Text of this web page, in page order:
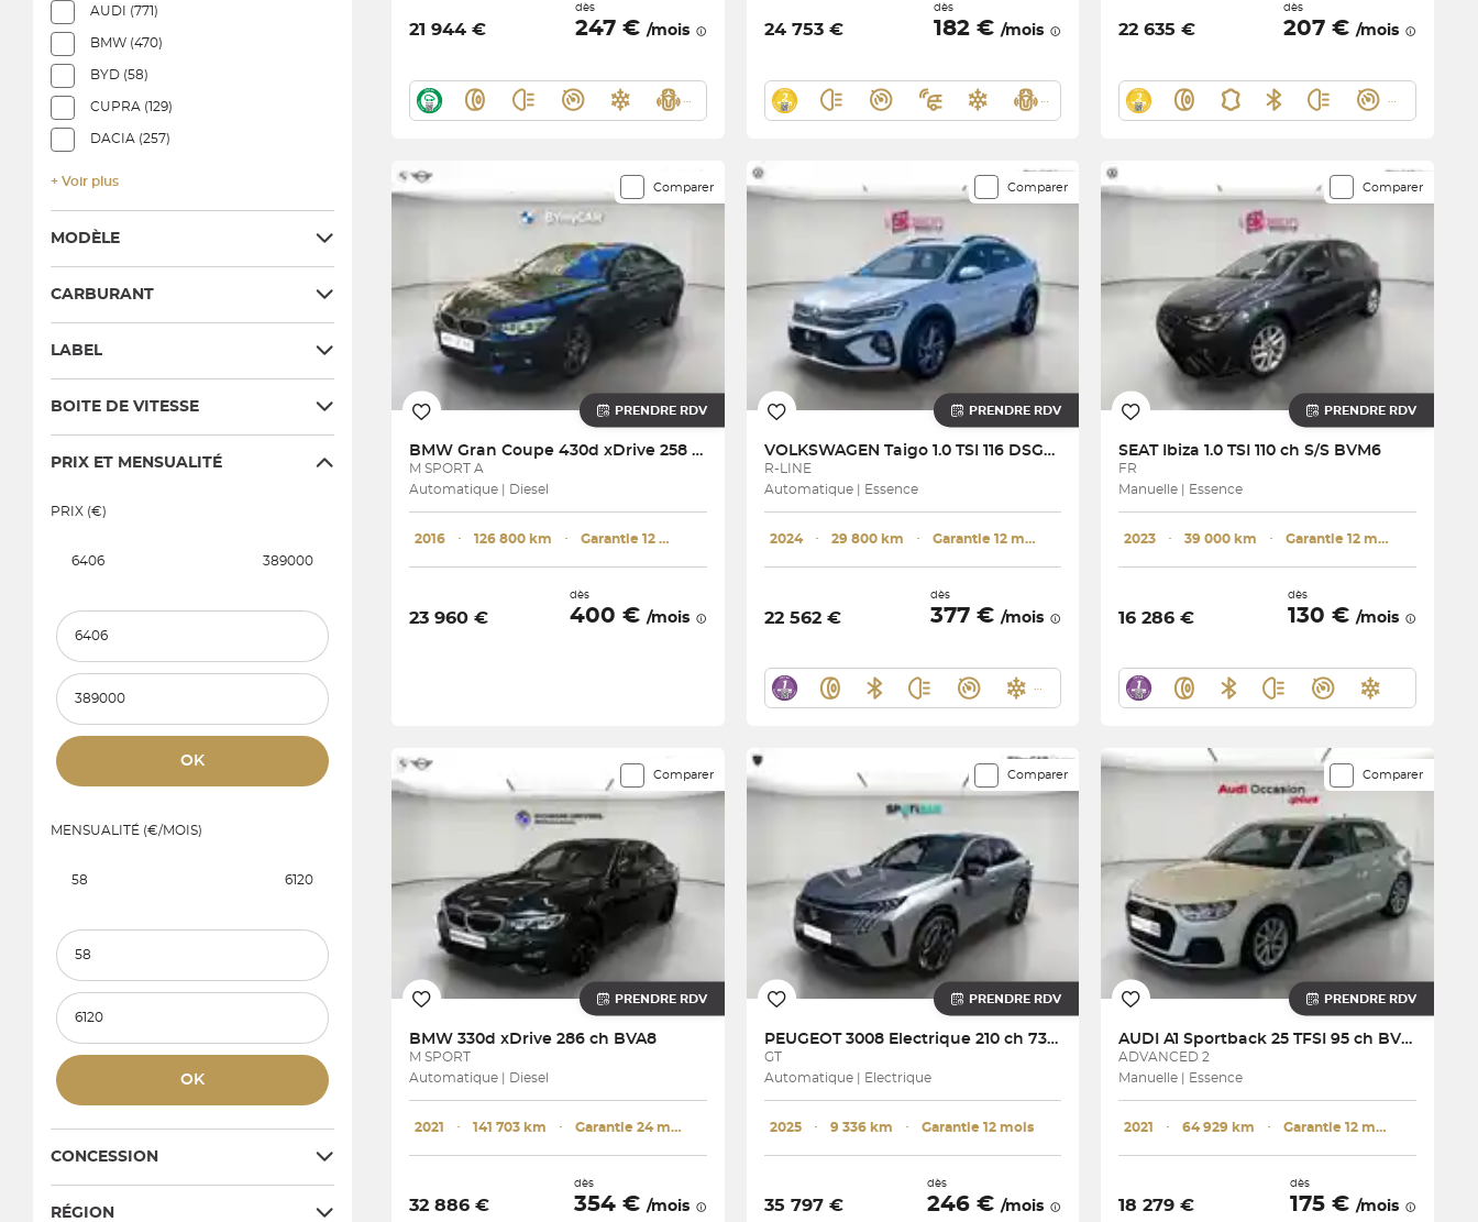
AUDI (771)
BMW (470)
BYD (58)
CUPRA (129)
DACIA (257)
+ Voir plus
MODÈLE
CARBURANT
LABEL
BOITE DE VITESSE
PRIX ET MENSUALITÉ
PRIX (€)
6406 389000
Prix et mensualité minimum
Prix et mensualité maximum
OK
MENSUALITÉ (€/MOIS)
58 6120
Prix et mensualité minimum
Prix et mensualité maximum
OK
CONCESSION
RÉGION
21 944 €
dès
247 € /mois 24 753 €
dès
182 €/mois 22 635 €
dès
207 € /mois
Comparer
PRENDRE RDV
BMW Gran Coupe 430d xDrive 258 ch
M SPORT A
Automatique | Diesel
2016 ･ 126 800 km ･ Garantie 12 mois
23 960 €
dès
400 € /mois
Comparer
PRENDRE RDV
VOLKSWAGEN Taigo 1.0 TSI 116 DSG7 R-Line
R-LINE
Automatique | Essence
2024 ･ 29 800 km ･ Garantie 12 mois
22 562 €
dès
377 €/mois
Comparer
PRENDRE RDV
SEAT Ibiza 1.0 TSI 110 ch S/S BVM6
FR
Manuelle | Essence
2023 ･ 39 000 km ･ Garantie 12 mois
16 286 €
dès
130 € /mois
Comparer
PRENDRE RDV
BMW 330d xDrive 286 ch BVA8
M SPORT
Automatique | Diesel
2021 ･ 141 703 km ･ Garantie 24 mois
32 886 €
dès
354 € /mois
Comparer
PRENDRE RDV
PEUGEOT 3008 Electrique 210 ch 73 kWh
GT
Automatique | Electrique
2025 ･ 9 336 km ･ Garantie 12 mois
35 797 €
dès
246 €/mois
Comparer
PRENDRE RDV
AUDI A1 Sportback 25 TFSI 95 ch BVM5
ADVANCED 2
Manuelle | Essence
2021 ･ 64 929 km ･ Garantie 12 mois
18 279 €
dès
175 € /mois